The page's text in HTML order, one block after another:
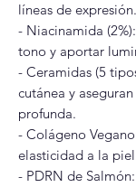
líneas de expresión.
- Niacinamida
tono y aportar
- Ceramidas (5
cutánea y
profunda.
- Colágeno
elasticidad a la
- PDRN de